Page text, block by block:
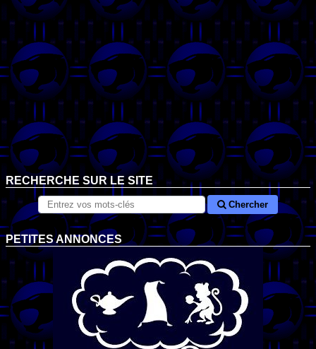
RECHERCHE SUR LE SITE
Chercher
PETITES ANNONCES